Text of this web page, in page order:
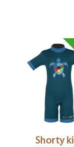
Shorty